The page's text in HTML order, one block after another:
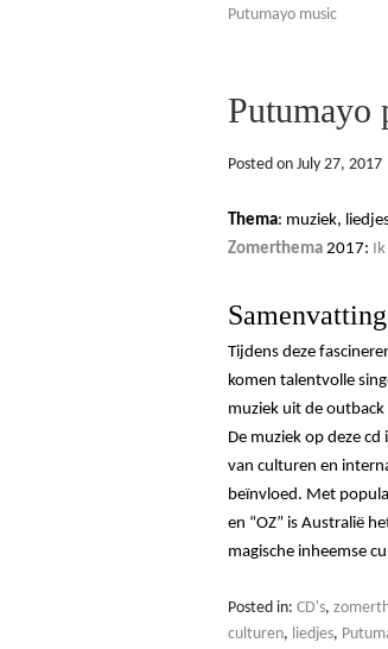
Putumayo music
Putumayo
Posted on July 27, 2017
Thema: muziek,
Zomerthema 2017:
Samenvatting
Tijdens deze
komen talentvolle
muziek uit de outback
De muziek op deze
van culturen en
beïnvloed. Met
en “OZ” is Australië
magische inheemse
Posted in: CD's,
culturen, liedjes,